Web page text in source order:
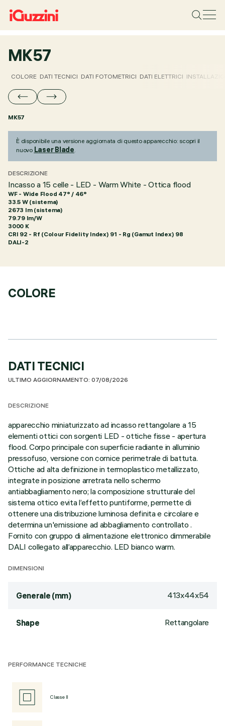
MK57
COLORE DATI TECNICI DATI FOTOMETRICI DATI ELETTRICI
MK57
È disponibile una versione aggiornata di questo apparecchio: scopri il
nuovo Laser Blade.
DESCRIZIONE
Incasso a 15 celle - LED - Warm White - Ottica flood
WF - Wide Flood 47° / 46°
33.5 W (sistema)
2673 lm (sistema)
79.79 lm/W
3000 K
CRI 92 - Rf (Colour Fidelity Index) 91 - Rg (Gamut Index) 98
DALI-2
COLORE
DATI TECNICI
ULTIMO AGGIORNAMENTO: 07/08/2026
DESCRIZIONE
apparecchio miniaturizzato ad incasso rettangolare a 15
elementi ottici con sorgenti LED - ottiche fisse - apertura
flood. Corpo principale con superficie radiante in alluminio
pressofuso, versione con cornice perimetrale di battuta.
Ottiche ad alta definizione in termoplastico metallizzato,
integrate in posizione arretrata nello schermo
antiabbagliamento nero; la composizione strutturale del
sistema ottico evita l’effetto puntiforme, permette di
ottenere una distribuzione luminosa definita e circolare e
determina un'emissione ad abbagliamento controllato .
Fornito con gruppo di alimentazione elettronico dimmerabile
DALI collegato all’apparecchio. LED bianco warm.
DIMENSIONI
Generale (mm) 413x44x54
Shape Rettangolare
PERFORMANCE TECNICHE
Classe II